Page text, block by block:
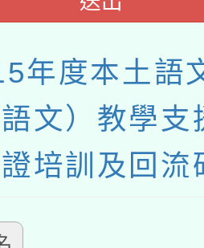
年度本土語
文）教學支
培訓及回流